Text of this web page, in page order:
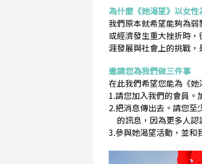
為什麼《她渴望》以女性
我們原本就希望能夠為
或經濟發生重大挫折時
涯發展與社會上的挑戰
邀請您為我們做三件事
在此我們希望您能為《她
1.請您加入我們的會員。
2.把消息傳出去。請您至
的訊息，因為更多人認
3.參與她渴望活動，並和